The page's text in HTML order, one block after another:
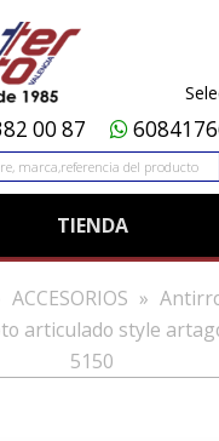
00 87
TIENDA
ACCESORIOS
articulado style
5150